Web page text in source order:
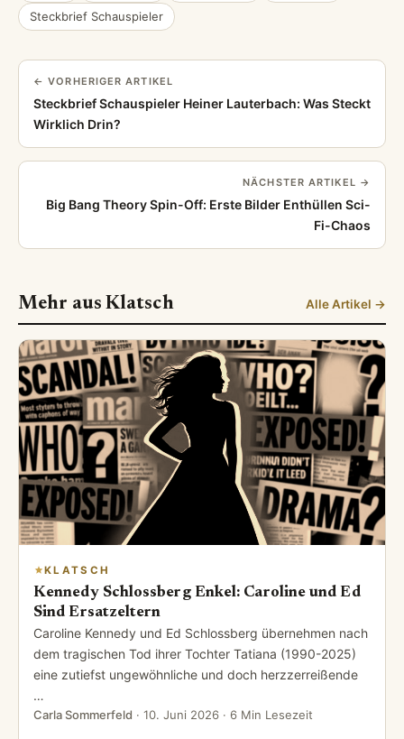
Steckbrief Schauspieler
← VORHERIGER ARTIKEL
Steckbrief Schauspieler Heiner Lauterbach: Was Steckt
Wirklich Drin?
NÄCHSTER ARTIKEL →
Big Bang Theory Spin-Off: Erste Bilder Enthüllen Sci-
Fi-Chaos
Mehr aus Klatsch Alle Artikel →
KLATSCH
Kennedy Schlossberg Enkel: Caroline und Ed
Sind Ersatzeltern
Caroline Kennedy und Ed Schlossberg übernehmen nach
dem tragischen Tod ihrer Tochter Tatiana (1990-2025)
eine zutiefst ungewöhnliche und doch herzzerreißende
…
Carla Sommerfeld · 10. Juni 2026 · 6 Min Lesezeit